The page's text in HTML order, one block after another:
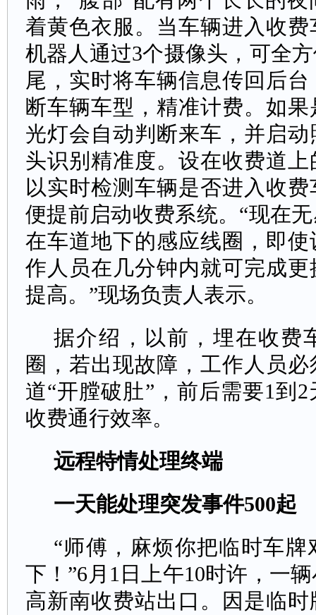
着黄色衣服。当车辆进入收
机器人通过3个摄像头，可全
尾，实时将车辆信息传回后
断车辆车型，精准计费。如
光灯会自动判断来车，并启
头识别精准度。设在收费道
以实时检测车辆是否进入收
便提前启动收费系统。“现在
在车道地下的感应线圈，即
作人员在几分钟内就可完成
提高。”现场负责人表示。
据介绍，以前，埋在收费
圈，若出现故障，工作人员
道“开膛破肚”，前后需要1到
收费通行效率。
远程特情处理终端
一天能处理突发事件500起
“师傅，麻烦你把临时车
下！”6月1日上午10时许，一
高新南收费站出口。因是临